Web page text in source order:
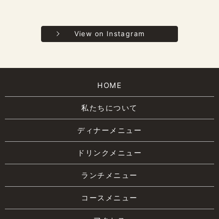
View on Instagram
HOME
私たちについて
ディナーメニュー
ドリンクメニュー
ランチメニュー
コースメニュー